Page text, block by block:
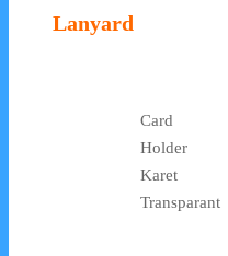
Lanyard
Card
Holder
Karet
Transparant